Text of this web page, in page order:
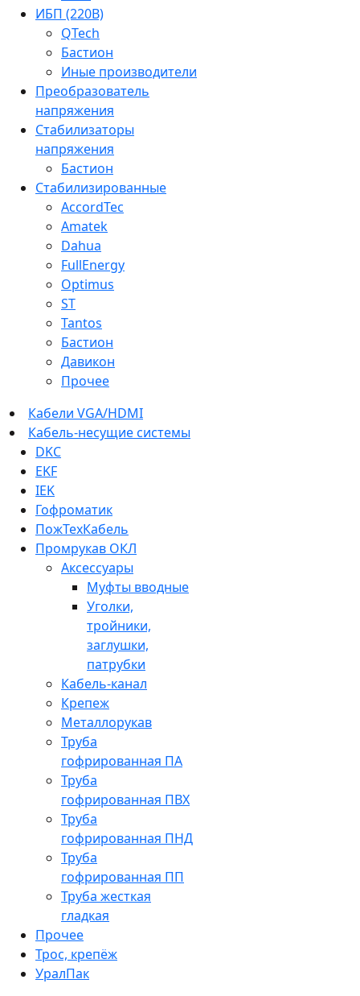
ИБП (220В)
QTech
Бастион
Иные производители
Преобразователь
напряжения
Стабилизаторы
напряжения
Бастион
Стабилизированные
AccordTec
Amatek
Dahua
FullEnergy
Optimus
ST
Tantos
Бастион
Давикон
Прочее
Кабели VGA/HDMI
Кабель-несущие системы
DKC
EKF
IEK
Гофроматик
ПожТехКабель
Промрукав ОКЛ
Аксессуары
Муфты вводные
Уголки,
тройники,
заглушки,
патрубки
Кабель-канал
Крепеж
Металлорукав
Труба
гофрированная ПА
Труба
гофрированная ПВХ
Труба
гофрированная ПНД
Труба
гофрированная ПП
Труба жесткая
гладкая
Прочее
Трос, крепёж
УралПак